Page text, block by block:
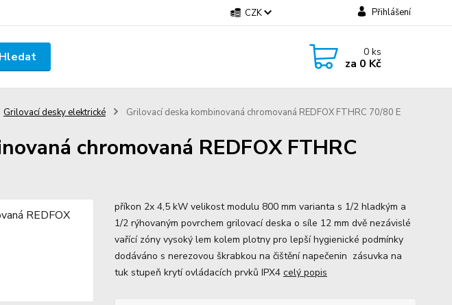
CZK Přihlášení
Hledat 0ks
za 0 Kč
Grilovací desky elektrické Grilovací deska kombinovaná chromovaná REDFOX FTHRC 70/80 E
chromovaná REDFOX FTHRC
příkon 2x 4,5 kW velikost modulu 800 mm varianta s 1/2 hladkým a
1/2 rýhovaným povrchem grilovací deska o síle 12 mm dvě nezávislé
vařící zóny vysoký lem kolem plotny pro lepší hygienické podmínky
dodáváno s nerezovou škrabkou na čištění napečenin zásuvka na
tuk stupeň krytí ovládacích prvků IPX4 celý popis